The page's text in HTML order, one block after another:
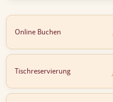
Online Buchen
Tischreservierung